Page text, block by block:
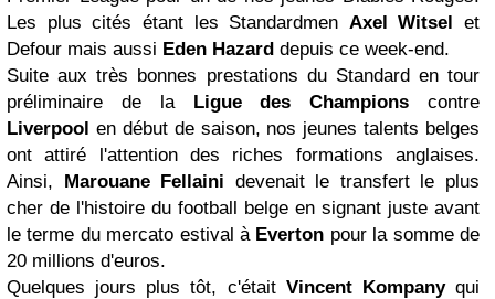
Les plus cités étant les Standardmen Axel Witsel et
Defour mais aussi Eden Hazard depuis ce week-end.
Suite aux très bonnes prestations du Standard en tour
préliminaire de la Ligue des Champions contre
Liverpool en début de saison, nos jeunes talents belges
ont attiré l'attention des riches formations anglaises.
Ainsi, Marouane Fellaini devenait le transfert le plus
cher de l'histoire du football belge en signant juste avant
le terme du mercato estival à Everton pour la somme de
20 millions d'euros.
Quelques jours plus tôt, c'était Vincent Kompanyqui